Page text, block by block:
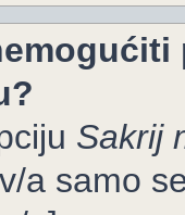
Sakrij
a samo